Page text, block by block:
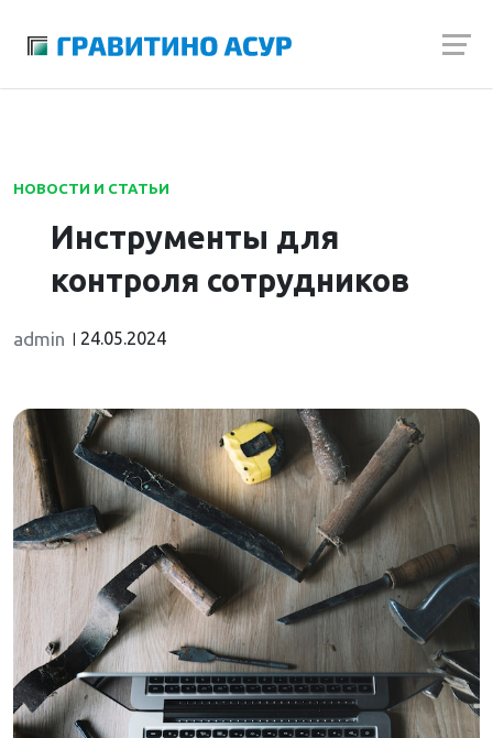
НОВОСТИ И СТАТЬИ
Инструменты для
контроля сотрудников
admin 24.05.2024